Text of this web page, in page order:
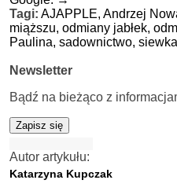
Tagi: AJAPPLE, Andrzej
miąższu, odmiany jabłek,
Paulina, sadownictwo,
Newsletter
Bądź na bieżąco z
Zapisz się
Autor artykułu:
Katarzyna Kupczak